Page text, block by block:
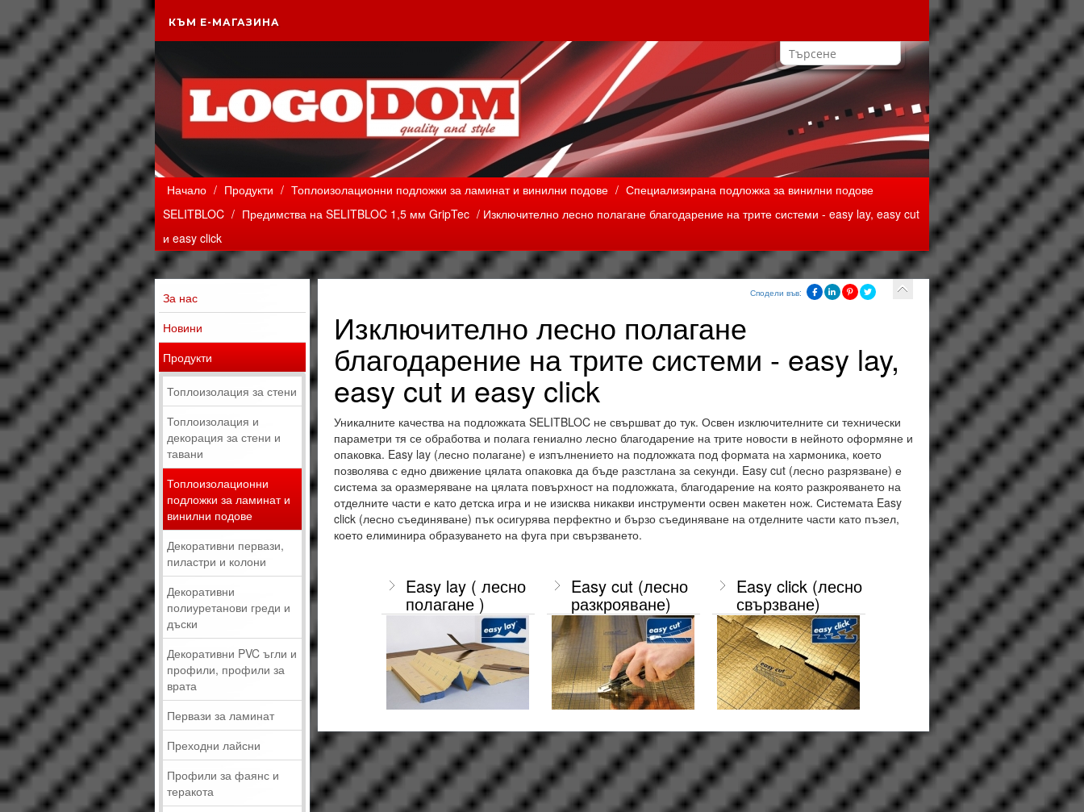
КЪМ Е-МАГАЗИНА
Начало / Продукти / Топлоизолационни подложки за ламинат и винилни подове / Специализирана подложка за винилни подове
SELITBLOC / Предимства на SELITBLOC 1,5 мм GripTec / Изключително лесно полагане благодарение на трите системи - easy lay, easy cut
и easy click
За нас
Новини
Продукти
Топлоизолация за стени
Топлоизолация и
декорация за стени и
тавани
Топлоизолационни
подложки за ламинат и
винилни подове
Декоративни первази,
пиластри и колони
Декоративни
полиуретанови греди и
дъски
Декоративни PVC ъгли и
профили, профили за
врата
Первази за ламинат
Преходни лайсни
Профили за фаянс и
теракота
Сподели във:
Изключително лесно полагане
благодарение на трите системи - easy lay,
easy cut и easy click
Уникалните качества на подложката SELITBLOC не свършват до тук. Освен изключителните си технически
параметри тя се обработва и полага гениално лесно благодарение на трите новости в нейното оформяне и
опаковка. Easy lay (лесно полагане) е изпълнението на подложката под формата на хармоника, което
позволява с едно движение цялата опаковка да бъде разстлана за секунди. Easy cut (лесно разрязване) е
система за оразмеряване на цялата повърхност на подложката, благодарение на която разкрояването на
отделните части е като детска игра и не изисква никакви инструменти освен макетен нож. Системата Easy
click (лесно съединяване) пък осигурява перфектно и бързо съединяване на отделните части като пъзел,
което елиминира образуването на фуга при свързването.
Easy lay ( лесно
полагане )
Easy cut (лесно
разкрояване)
Easy click (лесно
свързване)